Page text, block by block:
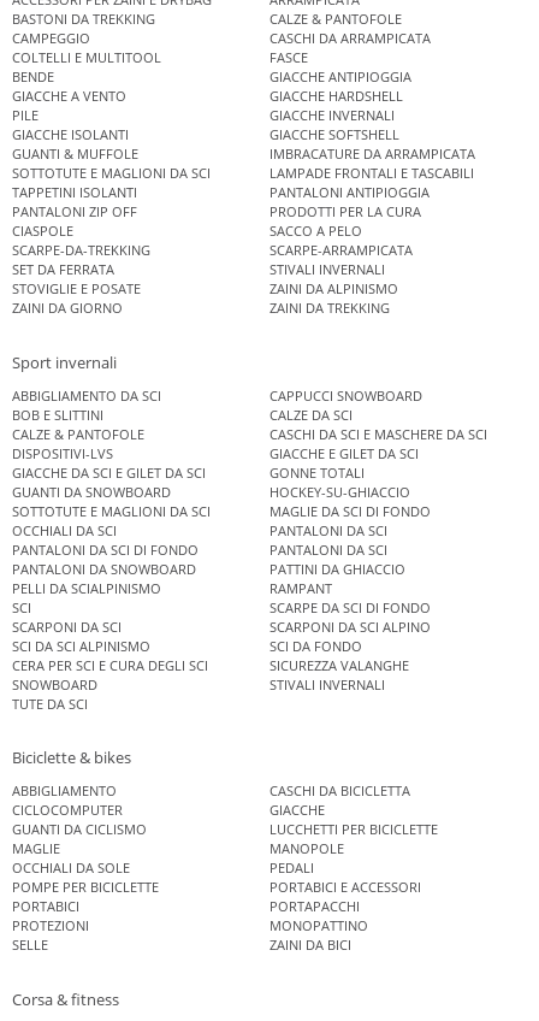
BASTONI DA TREKKING
CALZE & PANTOFOLE
CAMPEGGIO
CASCHI DA ARRAMPICATA
COLTELLI E MULTITOOL
FASCE
BENDE
GIACCHE ANTIPIOGGIA
GIACCHE A VENTO
GIACCHE HARDSHELL
PILE
GIACCHE INVERNALI
GIACCHE ISOLANTI
GIACCHE SOFTSHELL
GUANTI & MUFFOLE
IMBRACATURE DA ARRAMPICATA
SOTTOTUTE E MAGLIONI DA SCI
LAMPADE FRONTALI E TASCABILI
TAPPETINI ISOLANTI
PANTALONI ANTIPIOGGIA
PANTALONI ZIP OFF
PRODOTTI PER LA CURA
CIASPOLE
SACCO A PELO
SCARPE-DA-TREKKING
SCARPE-ARRAMPICATA
SET DA FERRATA
STIVALI INVERNALI
STOVIGLIE E POSATE
ZAINI DA ALPINISMO
ZAINI DA GIORNO
ZAINI DA TREKKING
Sport invernali
ABBIGLIAMENTO DA SCI
CAPPUCCI SNOWBOARD
BOB E SLITTINI
CALZE DA SCI
CALZE & PANTOFOLE
CASCHI DA SCI E MASCHERE DA SCI
DISPOSITIVI-LVS
GIACCHE E GILET DA SCI
GIACCHE DA SCI E GILET DA SCI
GONNE TOTALI
GUANTI DA SNOWBOARD
HOCKEY-SU-GHIACCIO
SOTTOTUTE E MAGLIONI DA SCI
MAGLIE DA SCI DI FONDO
OCCHIALI DA SCI
PANTALONI DA SCI
PANTALONI DA SCI DI FONDO
PANTALONI DA SCI
PANTALONI DA SNOWBOARD
PATTINI DA GHIACCIO
PELLI DA SCIALPINISMO
RAMPANT
SCI
SCARPE DA SCI DI FONDO
SCARPONI DA SCI
SCARPONI DA SCI ALPINO
SCI DA SCI ALPINISMO
SCI DA FONDO
CERA PER SCI E CURA DEGLI SCI
SICUREZZA VALANGHE
SNOWBOARD
STIVALI INVERNALI
TUTE DA SCI
Biciclette & bikes
ABBIGLIAMENTO
CASCHI DA BICICLETTA
CICLOCOMPUTER
GIACCHE
GUANTI DA CICLISMO
LUCCHETTI PER BICICLETTE
MAGLIE
MANOPOLE
OCCHIALI DA SOLE
PEDALI
POMPE PER BICICLETTE
PORTABICI E ACCESSORI
PORTABICI
PORTAPACCHI
PROTEZIONI
MONOPATTINO
SELLE
ZAINI DA BICI
Corsa & fitness